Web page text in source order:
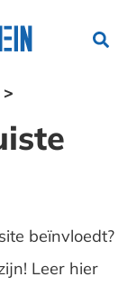
beïnvloedt?
Leer hier